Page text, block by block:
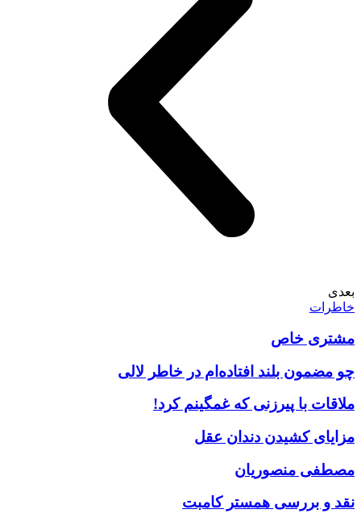
بعدی
خاطرات
مشتری خاص
چو مضمون بلند افتاده‌ام در خاطر لالی
ملاقات با پیرزنی که غمگینم کرد!
مزایای کشیدن دندان عقل
مصطفی منصوریان
نقد و بررسی همستر کامبت